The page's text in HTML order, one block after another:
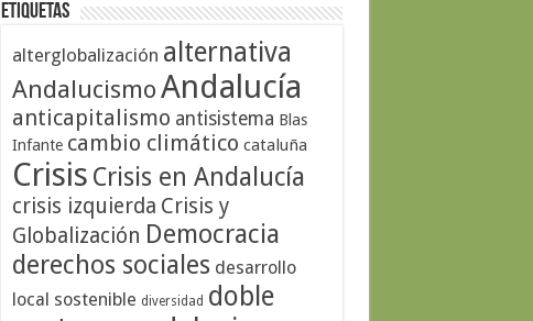
Etiquetas
alterglobalización alternativa
AndalucismoAndalucía
anticapitalismo antisistema Blas
Infante cambio climático cataluña
Crisis Crisis en Andalucía
crisis izquierda Crisis y
Globalización Democracia
derechos sociales desarrollo
local sostenible diversidad doble